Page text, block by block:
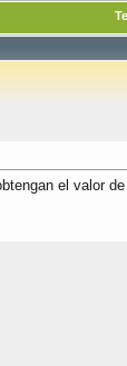
el valor